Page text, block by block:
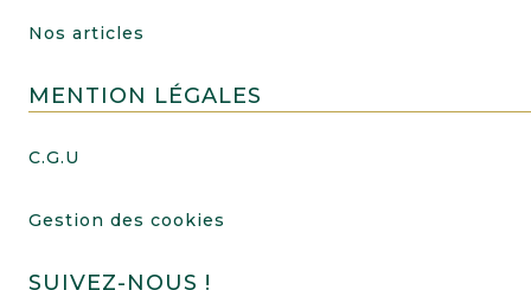
Nos articles
MENTION LÉGALES
C.G.U
Gestion des cookies
SUIVEZ-NOUS !